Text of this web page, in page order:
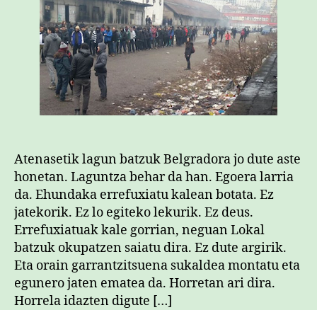
Atenasetik lagun batzuk Belgradora jo dute aste
honetan. Laguntza behar da han. Egoera larria
da. Ehundaka errefuxiatu kalean botata. Ez
jatekorik. Ez lo egiteko lekurik. Ez deus.
Errefuxiatuak kale gorrian, neguan Lokal
batzuk okupatzen saiatu dira. Ez dute argirik.
Eta orain garrantzitsuena sukaldea montatu eta
egunero jaten ematea da. Horretan ari dira.
Horrela idazten digute […]